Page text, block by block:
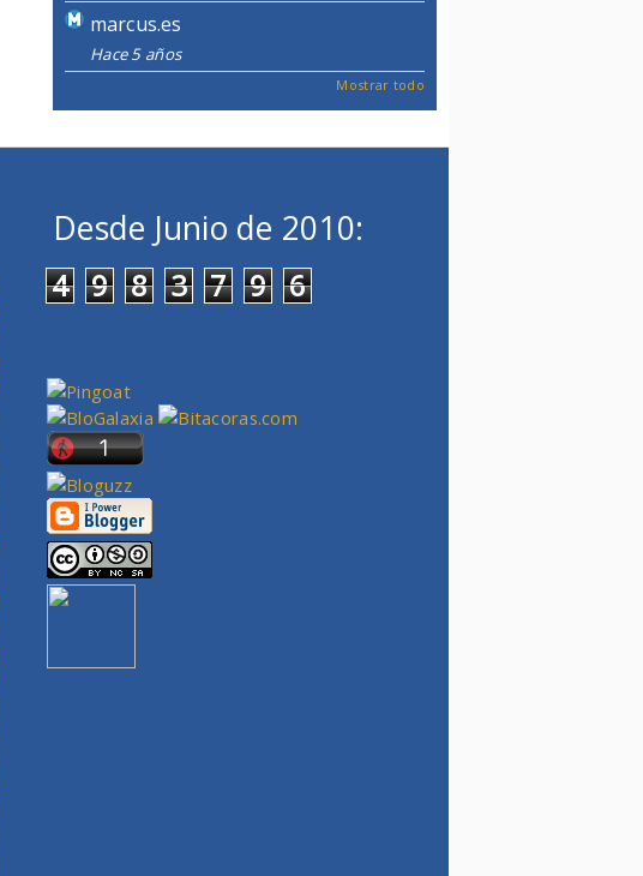
marcus.es
Hace 5 años
Mostrar todo
Desde Junio de 2010:
4 9 8 3 7 9 6